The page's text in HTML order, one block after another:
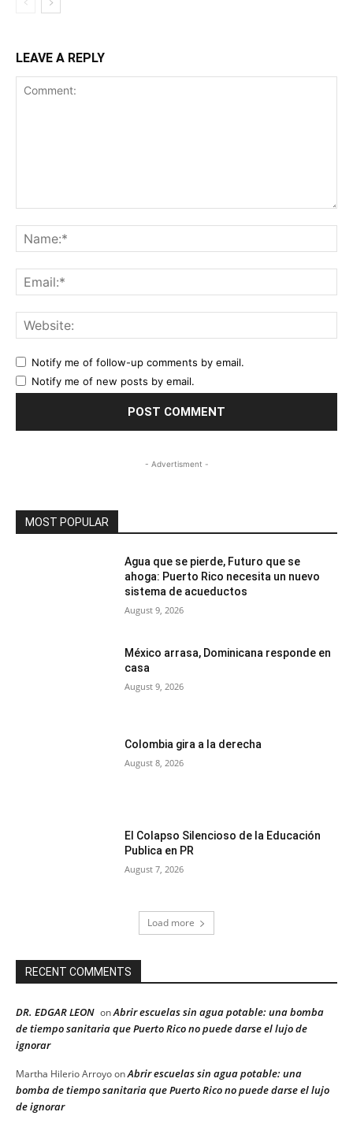
LEAVE A REPLY
Notify me of follow-up comments by email.
Notify me of new posts by email.
- Advertisment -
MOST POPULAR
Agua que se pierde, Futuro que se
ahoga: Puerto Rico necesita un nuevo
sistema de acueductos
August 9, 2026
México arrasa, Dominicana responde en
casa
August 9, 2026
Colombia gira a la derecha
August 8, 2026
El Colapso Silencioso de la Educación
Publica en PR
August 7, 2026
Load more
RECENT COMMENTS
DR. EDGAR LEON onAbrir escuelas sin agua potable: una bomba
de tiempo sanitaria que Puerto Rico no puede darse el lujo de
ignorar
Martha Hilerio ArroyoonAbrir escuelas sin agua potable: una
bomba de tiempo sanitaria que Puerto Rico no puede darse el lujo
de ignorar